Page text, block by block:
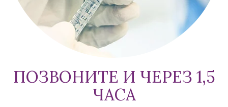
ПОЗВОНИТЕ И ЧЕРЕЗ 1,5
ЧАСА